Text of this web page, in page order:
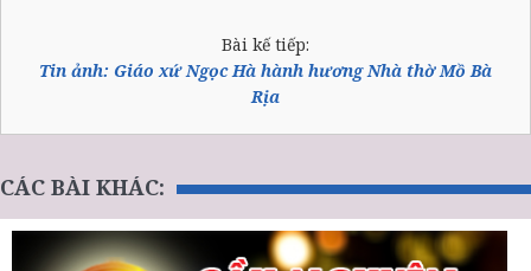
Bài kế tiếp:
Tin ảnh: Giáo xứ Ngọc Hà hành hương Nhà thờ Mồ Bà
Rịa
CÁC BÀI KHÁC: